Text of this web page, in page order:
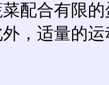
配合有限
外，适量的